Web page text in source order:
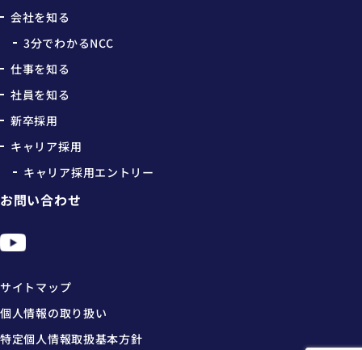
会社を知る
3分でわかるNCC
仕事を知る
社員を知る
新卒採用
キャリア採用
キャリア採用エントリー
お問い合わせ
サイトマップ
個人情報の取り扱い
特定個人情報取扱基本方針